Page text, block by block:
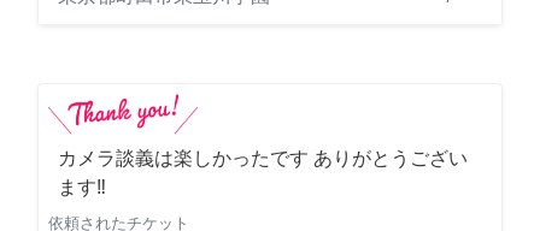
カメラ談義は楽しかったです ありがとうござい
ます‼️
依頼されたチケット